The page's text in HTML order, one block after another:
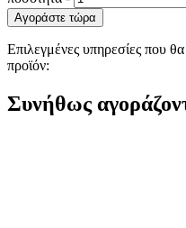
Αγοράστε τώρα
Επιλεγμένες υπηρεσίες που
προϊόν:
Συνήθως